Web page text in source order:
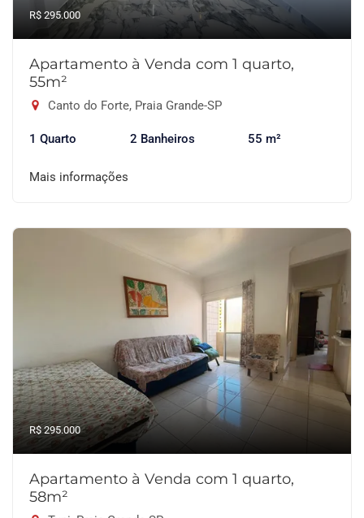
R$ 295.000
Apartamento à Venda com 1 quarto,
55m²
Canto do Forte, Praia Grande-SP
1 Quarto 2 Banheiros 55 m²
Mais informações
R$ 295.000
Apartamento à Venda com 1 quarto,
58m²